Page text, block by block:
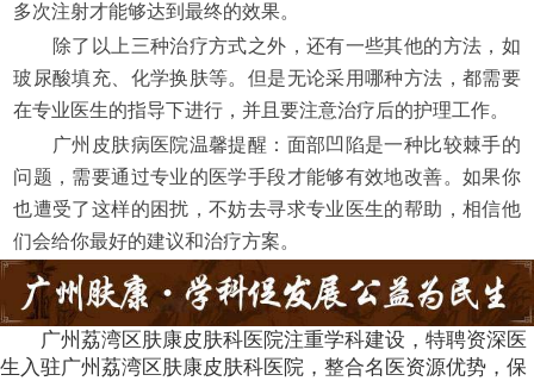
多次注射才能够达到最终的效果。
除了以上三种治疗方式之外，还有一些其他的方法，如
玻尿酸填充、化学换肤等。但是无论采用哪种方法，都需要
在专业医生的指导下进行，并且要注意治疗后的护理工作。
广州皮肤病医院温馨提醒：面部凹陷是一种比较棘手的
问题，需要通过专业的医学手段才能够有效地改善。如果你
也遭受了这样的困扰，不妨去寻求专业医生的帮助，相信他
们会给你最好的建议和治疗方案。
广州荔湾区肤康皮肤科医院注重学科建设，特聘资深医
生入驻广州荔湾区肤康皮肤科医院，整合名医资源优势，保